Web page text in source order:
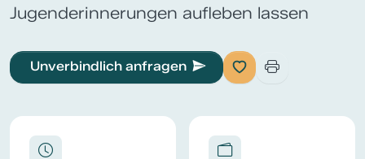
Jugenderinnerungen aufleben lassen
Unverbindlich anfragen